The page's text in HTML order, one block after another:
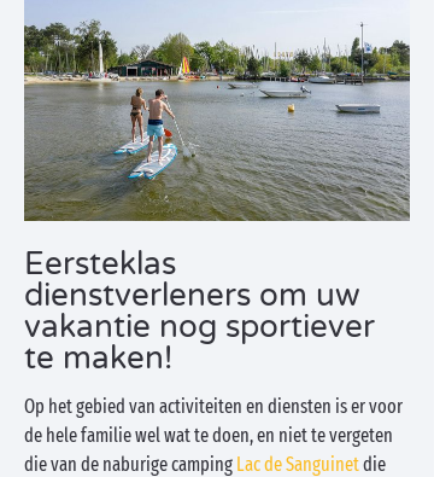
Eersteklas
dienstverleners om uw
vakantie nog sportiever
te maken!
Op het gebied van activiteiten en diensten is er voor
de hele familie wel wat te doen, en niet te vergeten
die van de naburige camping Lac de Sanguinetdie